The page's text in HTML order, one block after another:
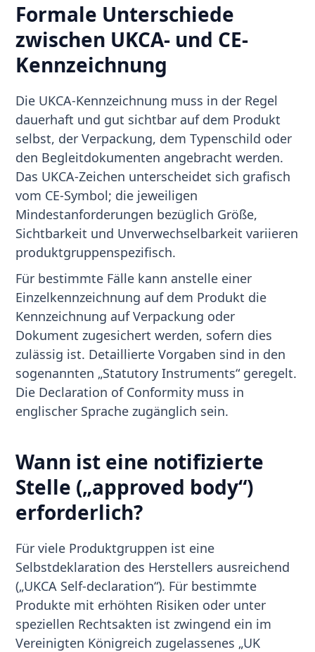
Formale Unterschiede
zwischen UKCA- und CE-
Kennzeichnung
Die UKCA-Kennzeichnung muss in der Regel
dauerhaft und gut sichtbar auf dem Produkt
selbst, der Verpackung, dem Typenschild oder
den Begleitdokumenten angebracht werden.
Das UKCA-Zeichen unterscheidet sich grafisch
vom CE-Symbol; die jeweiligen
Mindestanforderungen bezüglich Größe,
Sichtbarkeit und Unverwechselbarkeit variieren
produktgruppenspezifisch.
Für bestimmte Fälle kann anstelle einer
Einzelkennzeichnung auf dem Produkt die
Kennzeichnung auf Verpackung oder
Dokument zugesichert werden, sofern dies
zulässig ist. Detaillierte Vorgaben sind in den
sogenannten „Statutory Instruments“ geregelt.
Die Declaration of Conformity muss in
englischer Sprache zugänglich sein.
Wann ist eine notifizierte
Stelle („approved body“)
erforderlich?
Für viele Produktgruppen ist eine
Selbstdeklaration des Herstellers ausreichend
(„UKCA Self-declaration“). Für bestimmte
Produkte mit erhöhten Risiken oder unter
speziellen Rechtsakten ist zwingend ein im
Vereinigten Königreich zugelassenes „UK